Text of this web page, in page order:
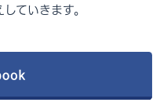
ていきます。